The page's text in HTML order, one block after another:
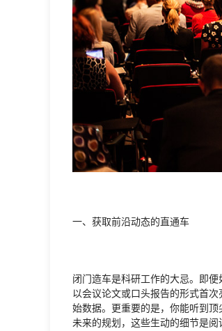
一、获取前沿动态的直通车
闭门造车是科研工作的大忌。即
以会议论文或口头报告的形式首
始数据。更重要的是，你能听到
未来的规划，这些生动的细节是